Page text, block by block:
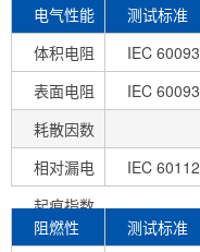
电气性能 测试标准
体积电阻
IEC 60093
表面电阻
IEC 60093
耗散因数
相对漏电
起痕指数
IEC 60112
阻燃性 测试标准